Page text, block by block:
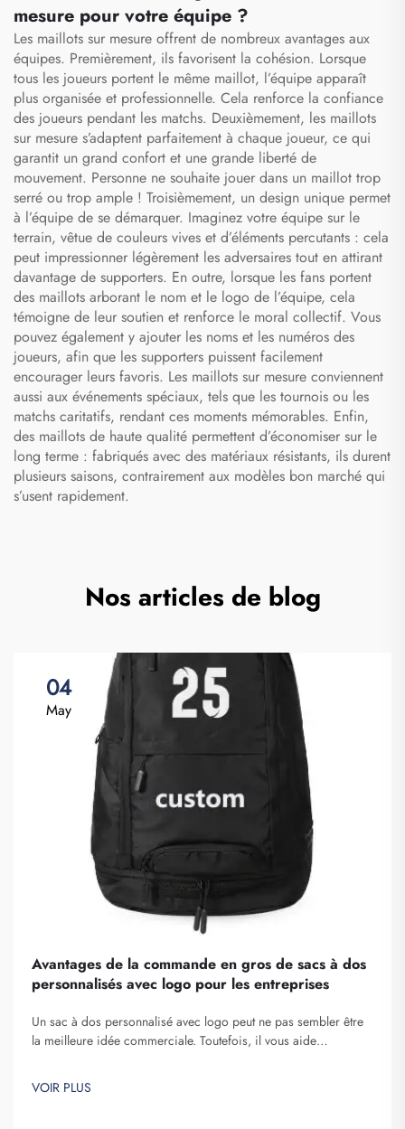
mesure pour votre équipe ?
Les maillots sur mesure offrent de nombreux avantages aux
équipes. Premièrement, ils favorisent la cohésion. Lorsque
tous les joueurs portent le même maillot, l’équipe apparaît
plus organisée et professionnelle. Cela renforce la confiance
des joueurs pendant les matchs. Deuxièmement, les maillots
sur mesure s’adaptent parfaitement à chaque joueur, ce qui
garantit un grand confort et une grande liberté de
mouvement. Personne ne souhaite jouer dans un maillot trop
serré ou trop ample ! Troisièmement, un design unique permet
à l’équipe de se démarquer. Imaginez votre équipe sur le
terrain, vêtue de couleurs vives et d’éléments percutants : cela
peut impressionner légèrement les adversaires tout en attirant
davantage de supporters. En outre, lorsque les fans portent
des maillots arborant le nom et le logo de l’équipe, cela
témoigne de leur soutien et renforce le moral collectif. Vous
pouvez également y ajouter les noms et les numéros des
joueurs, afin que les supporters puissent facilement
encourager leurs favoris. Les maillots sur mesure conviennent
aussi aux événements spéciaux, tels que les tournois ou les
matchs caritatifs, rendant ces moments mémorables. Enfin,
des maillots de haute qualité permettent d’économiser sur le
long terme : fabriqués avec des matériaux résistants, ils durent
plusieurs saisons, contrairement aux modèles bon marché qui
s’usent rapidement.
Nos articles de blog
04
May
Avantages de la commande en gros de sacs à dos
personnalisés avec logo pour les entreprises
Un sac à dos personnalisé avec logo peut ne pas sembler être
la meilleure idée commerciale. Toutefois, il vous aide
articles afin de renforcer la notoriété de la marque. Vous savez,
VOIR PLUS